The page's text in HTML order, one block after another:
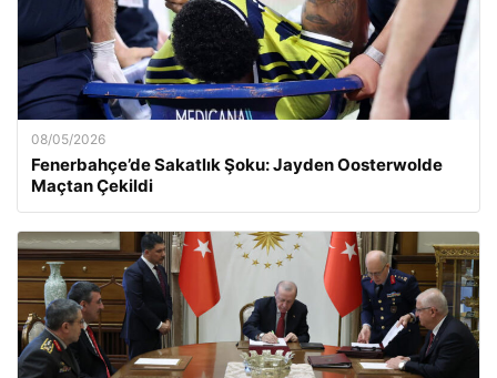
08/05/2026
Fenerbahçe’de Sakatlık Şoku: Jayden Oosterwolde
Maçtan Çekildi